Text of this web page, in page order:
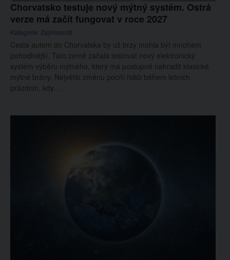
Chorvatsko testuje nový mýtný systém. Ostrá
verze má začít fungovat v roce 2027
Kategorie: Zajímavosti
Cesta autem do Chorvatska by už brzy mohla být mnohem
pohodlnější. Tato země začala testovat nový elektronický
systém výběru mýtného, který má postupně nahradit klasické
mýtné brány. Největší změnu pocítí řidiči během letních
prázdnin, kdy…